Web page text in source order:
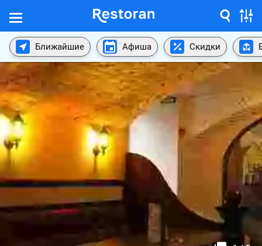
Ближайшие Афиша Скидки